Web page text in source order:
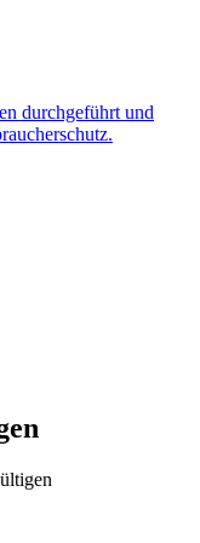
durchgeführt und